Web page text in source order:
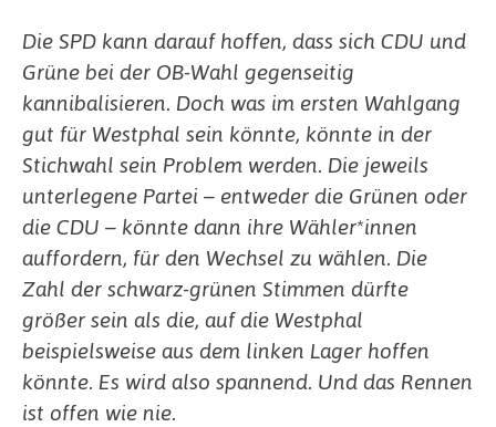
Die SPD kann darauf hoffen, dass sich CDU und
Grüne bei der OB-Wahl gegenseitig
kannibalisieren. Doch was im ersten Wahlgang
gut für Westphal sein könnte, könnte in der
Stichwahl sein Problem werden. Die jeweils
unterlegene Partei – entweder die Grünen oder
die CDU – könnte dann ihre Wähler*innen
auffordern, für den Wechsel zu wählen. Die
Zahl der schwarz-grünen Stimmen dürfte
größer sein als die, auf die Westphal
beispielsweise aus dem linken Lager hoffen
könnte. Es wird also spannend. Und das Rennen
ist offen wie nie.